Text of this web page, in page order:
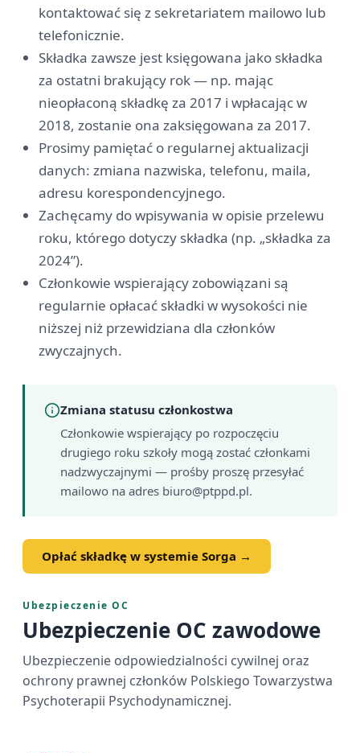
kontaktować się z sekretariatem mailowo lub
telefonicznie.
Składka zawsze jest księgowana jako składka
za ostatni brakujący rok — np. mając
nieopłaconą składkę za 2017 i wpłacając w
2018, zostanie ona zaksięgowana za 2017.
Prosimy pamiętać o regularnej aktualizacji
danych: zmiana nazwiska, telefonu, maila,
adresu korespondencyjnego.
Zachęcamy do wpisywania w opisie przelewu
roku, którego dotyczy składka (np. „składka za
2024”).
Członkowie wspierający zobowiązani są
regularnie opłacać składki w wysokości nie
niższej niż przewidziana dla członków
zwyczajnych.
Zmiana statusu członkostwa
Członkowie wspierający po rozpoczęciu
drugiego roku szkoły mogą zostać członkami
nadzwyczajnymi — prośby proszę przesyłać
mailowo na adres biuro@ptppd.pl.
Opłać składkę w systemie Sorga →
Ubezpieczenie OC
Ubezpieczenie OC zawodowe
Ubezpieczenie odpowiedzialności cywilnej oraz
ochrony prawnej członków Polskiego Towarzystwa
Psychoterapii Psychodynamicznej.